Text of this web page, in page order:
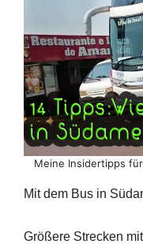
Meine Insidertipps
Mit dem Bus in
Größere Strecken